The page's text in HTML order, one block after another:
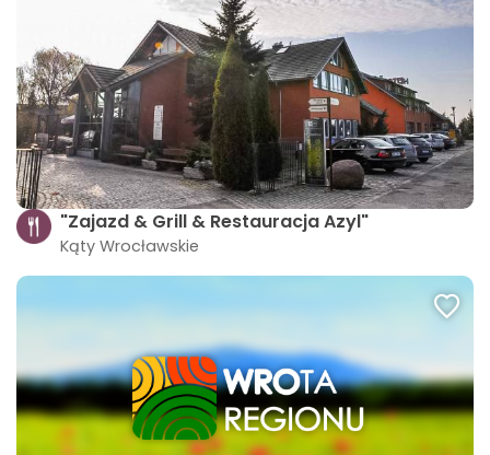
"Zajazd & Grill & Restauracja Azyl"
Kąty Wrocławskie